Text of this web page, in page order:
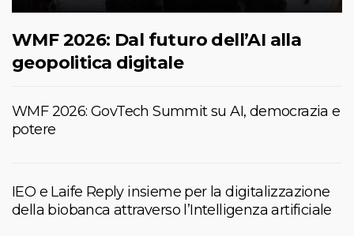
WMF 2026: Dal futuro dell’AI alla
geopolitica digitale
WMF 2026: GovTech Summit su AI, democrazia e
potere
IEO e Laife Reply insieme per la digitalizzazione
della biobanca attraverso l’Intelligenza artificiale